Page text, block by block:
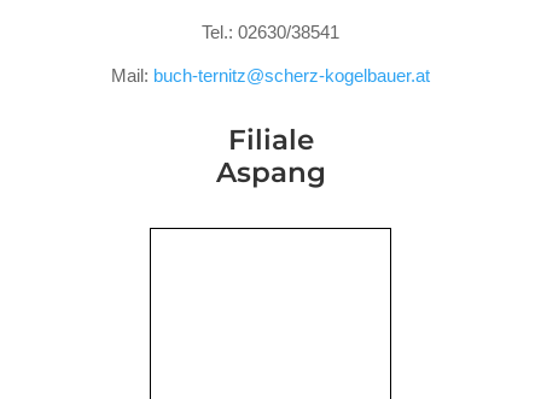
Tel.: 02630/38541
Mail: buch-ternitz@scherz-kogelbauer.at
Filiale
Aspang